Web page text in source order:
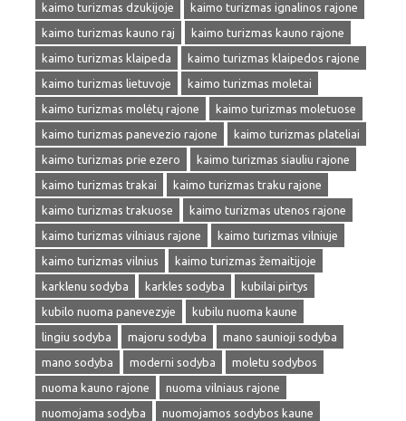
kaimo turizmas dzukijoje
kaimo turizmas ignalinos rajone
kaimo turizmas kauno raj
kaimo turizmas kauno rajone
kaimo turizmas klaipeda
kaimo turizmas klaipedos rajone
kaimo turizmas lietuvoje
kaimo turizmas moletai
kaimo turizmas molėtų rajone
kaimo turizmas moletuose
kaimo turizmas panevezio rajone
kaimo turizmas plateliai
kaimo turizmas prie ezero
kaimo turizmas siauliu rajone
kaimo turizmas trakai
kaimo turizmas traku rajone
kaimo turizmas trakuose
kaimo turizmas utenos rajone
kaimo turizmas vilniaus rajone
kaimo turizmas vilniuje
kaimo turizmas vilnius
kaimo turizmas žemaitijoje
karklenu sodyba
karkles sodyba
kubilai pirtys
kubilo nuoma panevezyje
kubilu nuoma kaune
lingiu sodyba
majoru sodyba
mano saunioji sodyba
mano sodyba
moderni sodyba
moletu sodybos
nuoma kauno rajone
nuoma vilniaus rajone
nuomojama sodyba
nuomojamos sodybos kaune